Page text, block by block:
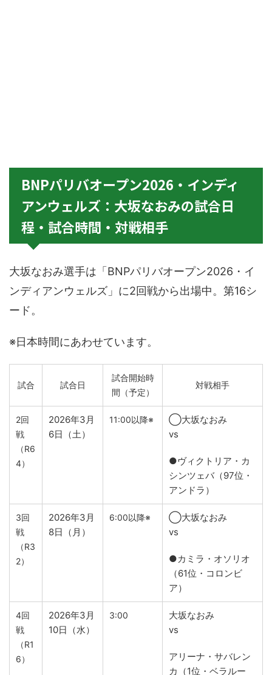
BNPパリバオープン2026・インディ
アンウェルズ：大坂なおみの試合日
程・試合時間・対戦相手
大坂なおみ選手は「BNPパリバオープン2026・イ
ンディアンウェルズ」に2回戦から出場中。第16シ
ード。
※日本時間にあわせています。
試合 試合日
試合開始時
間（予定）
対戦相手
2回
戦
（R6
4）
2026年3月
6日（土）
11:00以降※
◯大坂なおみ
vs
●ヴィクトリア・カ
シンツェバ（97位・
アンドラ）
3回
戦
（R3
2）
2026年3月
8日（月）
6:00以降※
◯大坂なおみ
vs
●カミラ・オソリオ
（61位・コロンビ
ア）
4回
戦
（R1
6）
2026年3月
10日（水）
3:00
大坂なおみ
vs
アリーナ・サバレン
カ（1位・ベラルー